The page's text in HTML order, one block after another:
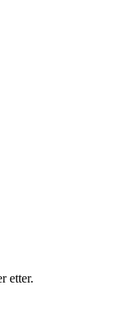
etter.